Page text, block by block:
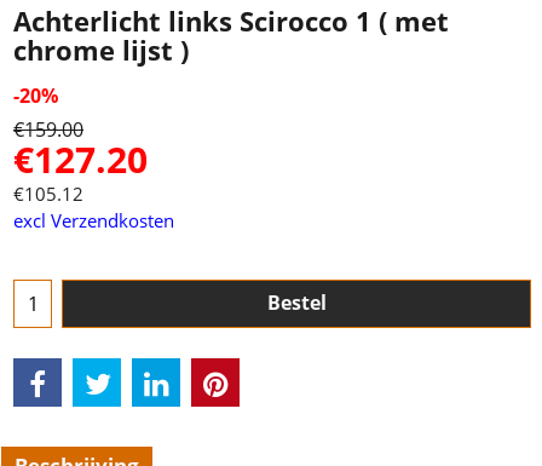
Achterlicht links Scirocco 1 ( met
chrome lijst )
-20%
€159.00
€127.20
€105.12
excl Verzendkosten
Bestel